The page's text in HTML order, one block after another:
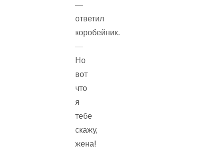
—
ответил
коробейник.
—
Но
вот
что
я
тебе
скажу,
жена!